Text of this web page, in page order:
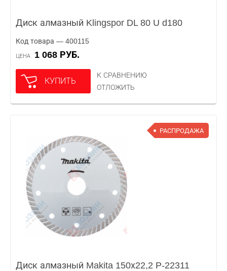
Диск алмазный Klingspor DL 80 U d180
Код товара — 400115
ЦЕНА 1 068 РУБ.
КУПИТЬ
К СРАВНЕНИЮ
ОТЛОЖИТЬ
РАСПРОДАЖА
Диск алмазный Makita 150х22,2 P-22311